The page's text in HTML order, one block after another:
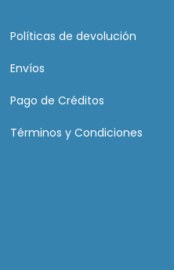
Políticas de devolución
Envíos
Pago de Créditos
Términos y Condiciones